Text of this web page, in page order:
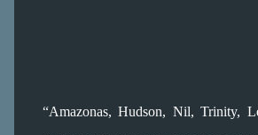
“Amazonas, Hudson, Nil, Trinity,